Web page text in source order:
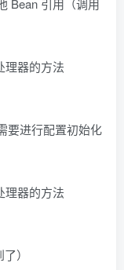
Bean 引用（调用
理器的方法
要进行配置初始化
理器的方法
）